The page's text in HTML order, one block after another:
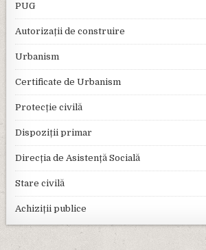
PUG
Autorizații de construire
Urbanism
Certificate de Urbanism
Protecție civilă
Dispoziții primar
Direcția de Asistență Socială
Stare civilă
Achiziții publice